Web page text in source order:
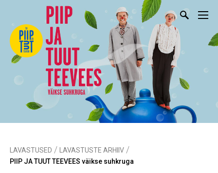
LAVASTUSED / LAVASTUSTE ARHIIV /
PIIP JA TUUT TEEVEES väikse suhkruga